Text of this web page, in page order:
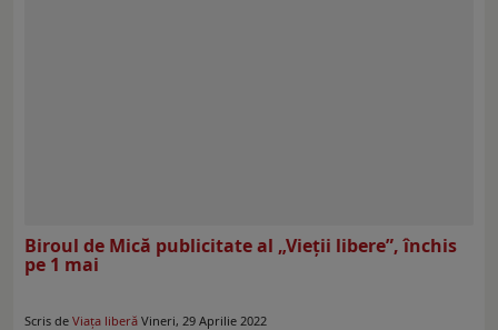
Biroul de Mică publicitate al „Vieţii libere”, închis
pe 1 mai
Scris de Viaţa liberă Vineri, 29 Aprilie 2022